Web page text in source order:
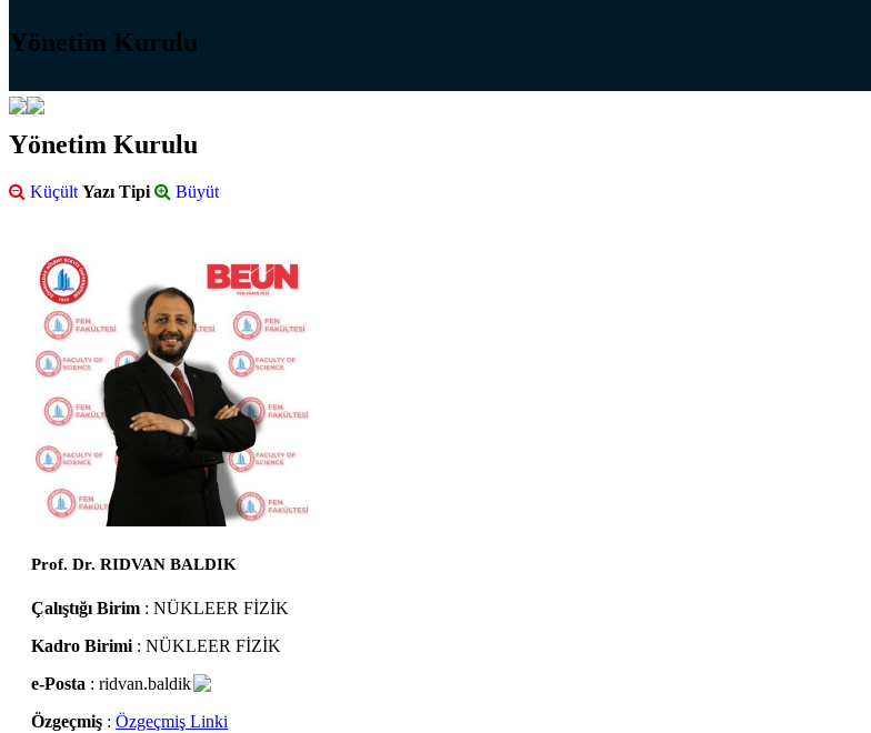
Yönetim Kurulu
Yönetim Kurulu
Küçült Yazı Tipi Büyüt
Prof. Dr. RIDVAN BALDIK
Çalıştığı Birim : NÜKLEER FİZİK
Kadro Birimi : NÜKLEER FİZİK
e-Posta : ridvan.baldik
Özgeçmiş : Özgeçmiş Linki